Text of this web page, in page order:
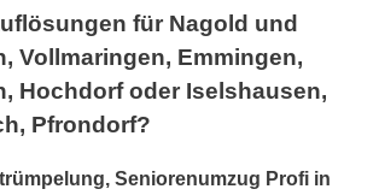
für Nagold und
Vollmaringen, Emmingen,
Hochdorf oder Iselshausen,
Pfrondorf?
Seniorenumzug Profi in